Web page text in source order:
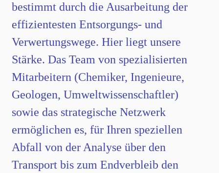
bestimmt durch die Ausarbeitung der
effizientesten Entsorgungs- und
Verwertungswege. Hier liegt unsere
Stärke. Das Team von spezialisierten
Mitarbeitern (Chemiker, Ingenieure,
Geologen, Umweltwissenschaftler)
sowie das strategische Netzwerk
ermöglichen es, für Ihren speziellen
Abfall von der Analyse über den
Transport bis zum Endverbleib den